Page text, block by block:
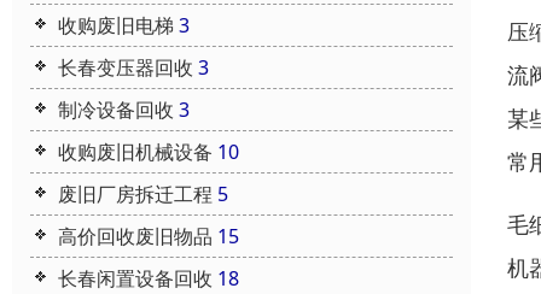
收购废旧电梯 3
长春变压器回收 3
制冷设备回收 3
收购废旧机械设备 10
废旧厂房拆迁工程 5
高价回收废旧物品 15
长春闲置设备回收 18
压
流
某
常
毛
机